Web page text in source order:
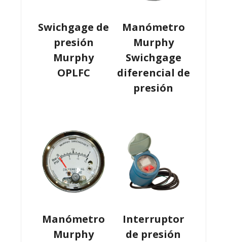
Swichgage de
presión
Murphy
OPLFC
Manómetro
Murphy
Swichgage
diferencial de
presión
Manómetro
Murphy
Interruptor
de presión